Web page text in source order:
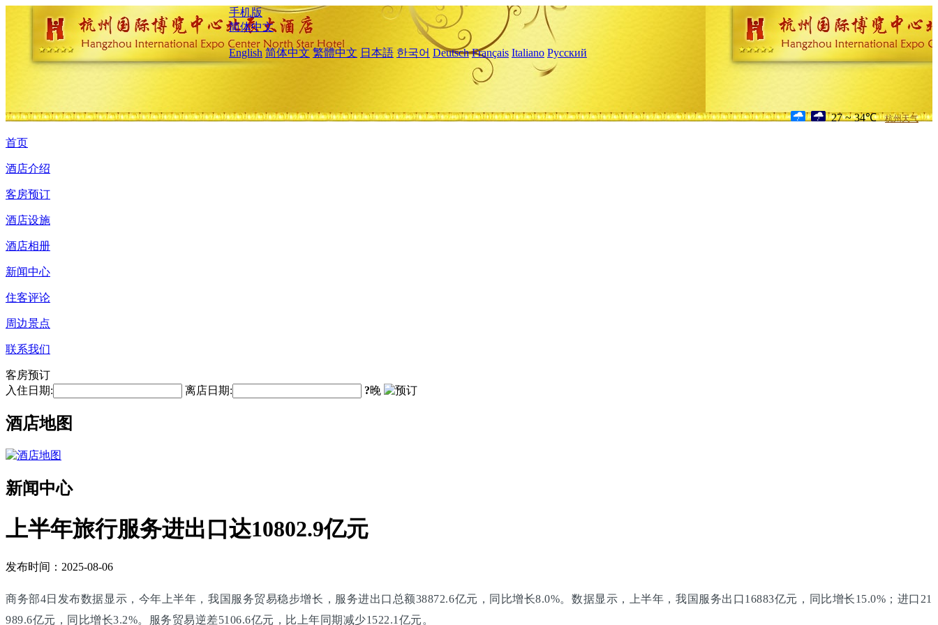
手机版
简体中文
English 简体中文 繁體中文 日本語 한국어 Deutsch Français Italiano Русский
27 ~ 34℃ 杭州天气
首页
酒店介绍
客房预订
酒店设施
酒店相册
新闻中心
住客评论
周边景点
联系我们
客房预订
入住日期:
离店日期: ?晚
酒店地图
新闻中心
上半年旅行服务进出口达10802.9亿元
发布时间：2025-08-06
商务部4日发布数据显示，今年上半年，我国服务贸易稳步增长，服务进出口总额38872.6亿元，同比增长8.0%。数据显示，上半年，我国服务出口16883亿元，同比增长15.0%；进口21
989.6亿元，同比增长3.2%。服务贸易逆差5106.6亿元，比上年同期减少1522.1亿元。